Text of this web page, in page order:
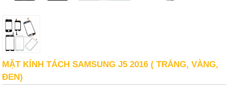
MẶT KÍNH TÁCH SAMSUNG J5 2016 ( TRẮNG, VÀNG,
ĐEN)